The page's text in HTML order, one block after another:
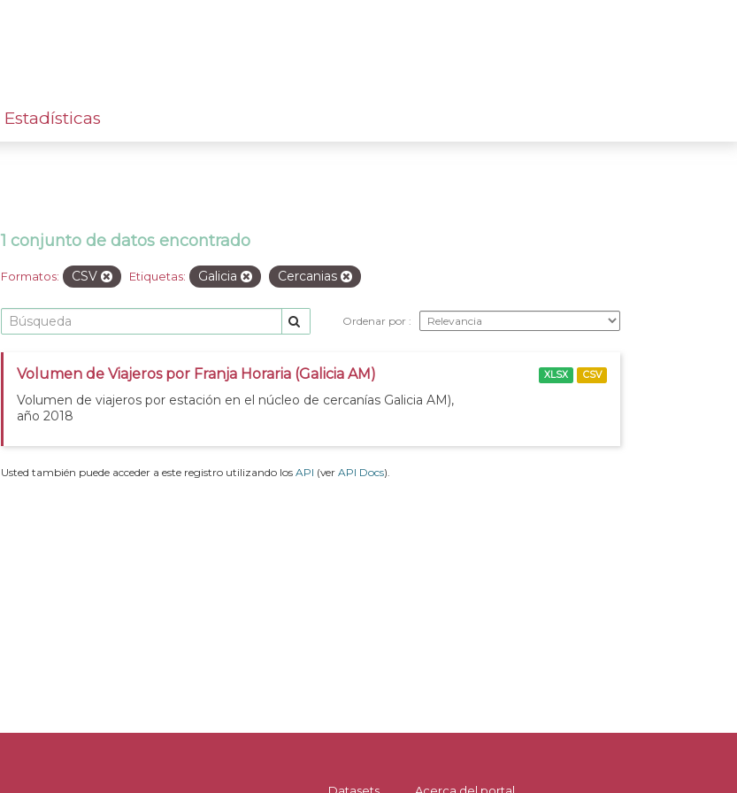
Estadísticas
1 conjunto de datos encontrado
Formatos: CSV Etiquetas: Galicia Cercanias
Ordenar por
Volumen de Viajeros por Franja Horaria (Galicia AM)
Volumen de viajeros por estación en el núcleo de cercanías Galicia AM),
año 2018
XLSX CSV
Usted también puede acceder a este registro utilizando los API (ver API Docs).
Datasets Acerca del portal